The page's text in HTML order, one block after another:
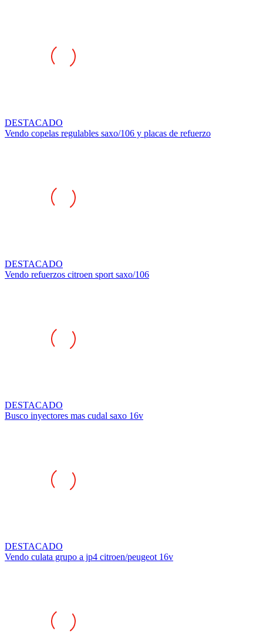
DESTACADO
Vendo copelas regulables saxo/106 y placas de refuerzo
DESTACADO
Vendo refuerzos citroen sport saxo/106
DESTACADO
Busco inyectores mas cudal saxo 16v
DESTACADO
Vendo culata grupo a jp4 citroen/peugeot 16v